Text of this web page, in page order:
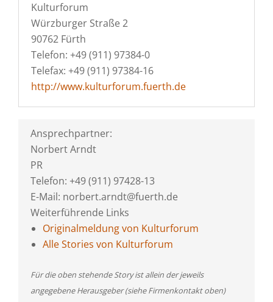
Kulturforum
Würzburger Straße 2
90762 Fürth
Telefon: +49 (911) 97384-0
Telefax: +49 (911) 97384-16
http://www.kulturforum.fuerth.de
Ansprechpartner:
Norbert Arndt
PR
Telefon: +49 (911) 97428-13
E-Mail: norbert.arndt@fuerth.de
Weiterführende Links
Originalmeldung von Kulturforum
Alle Stories von Kulturforum
Für die oben stehende Story ist allein der jeweils
angegebene Herausgeber (siehe Firmenkontakt oben)